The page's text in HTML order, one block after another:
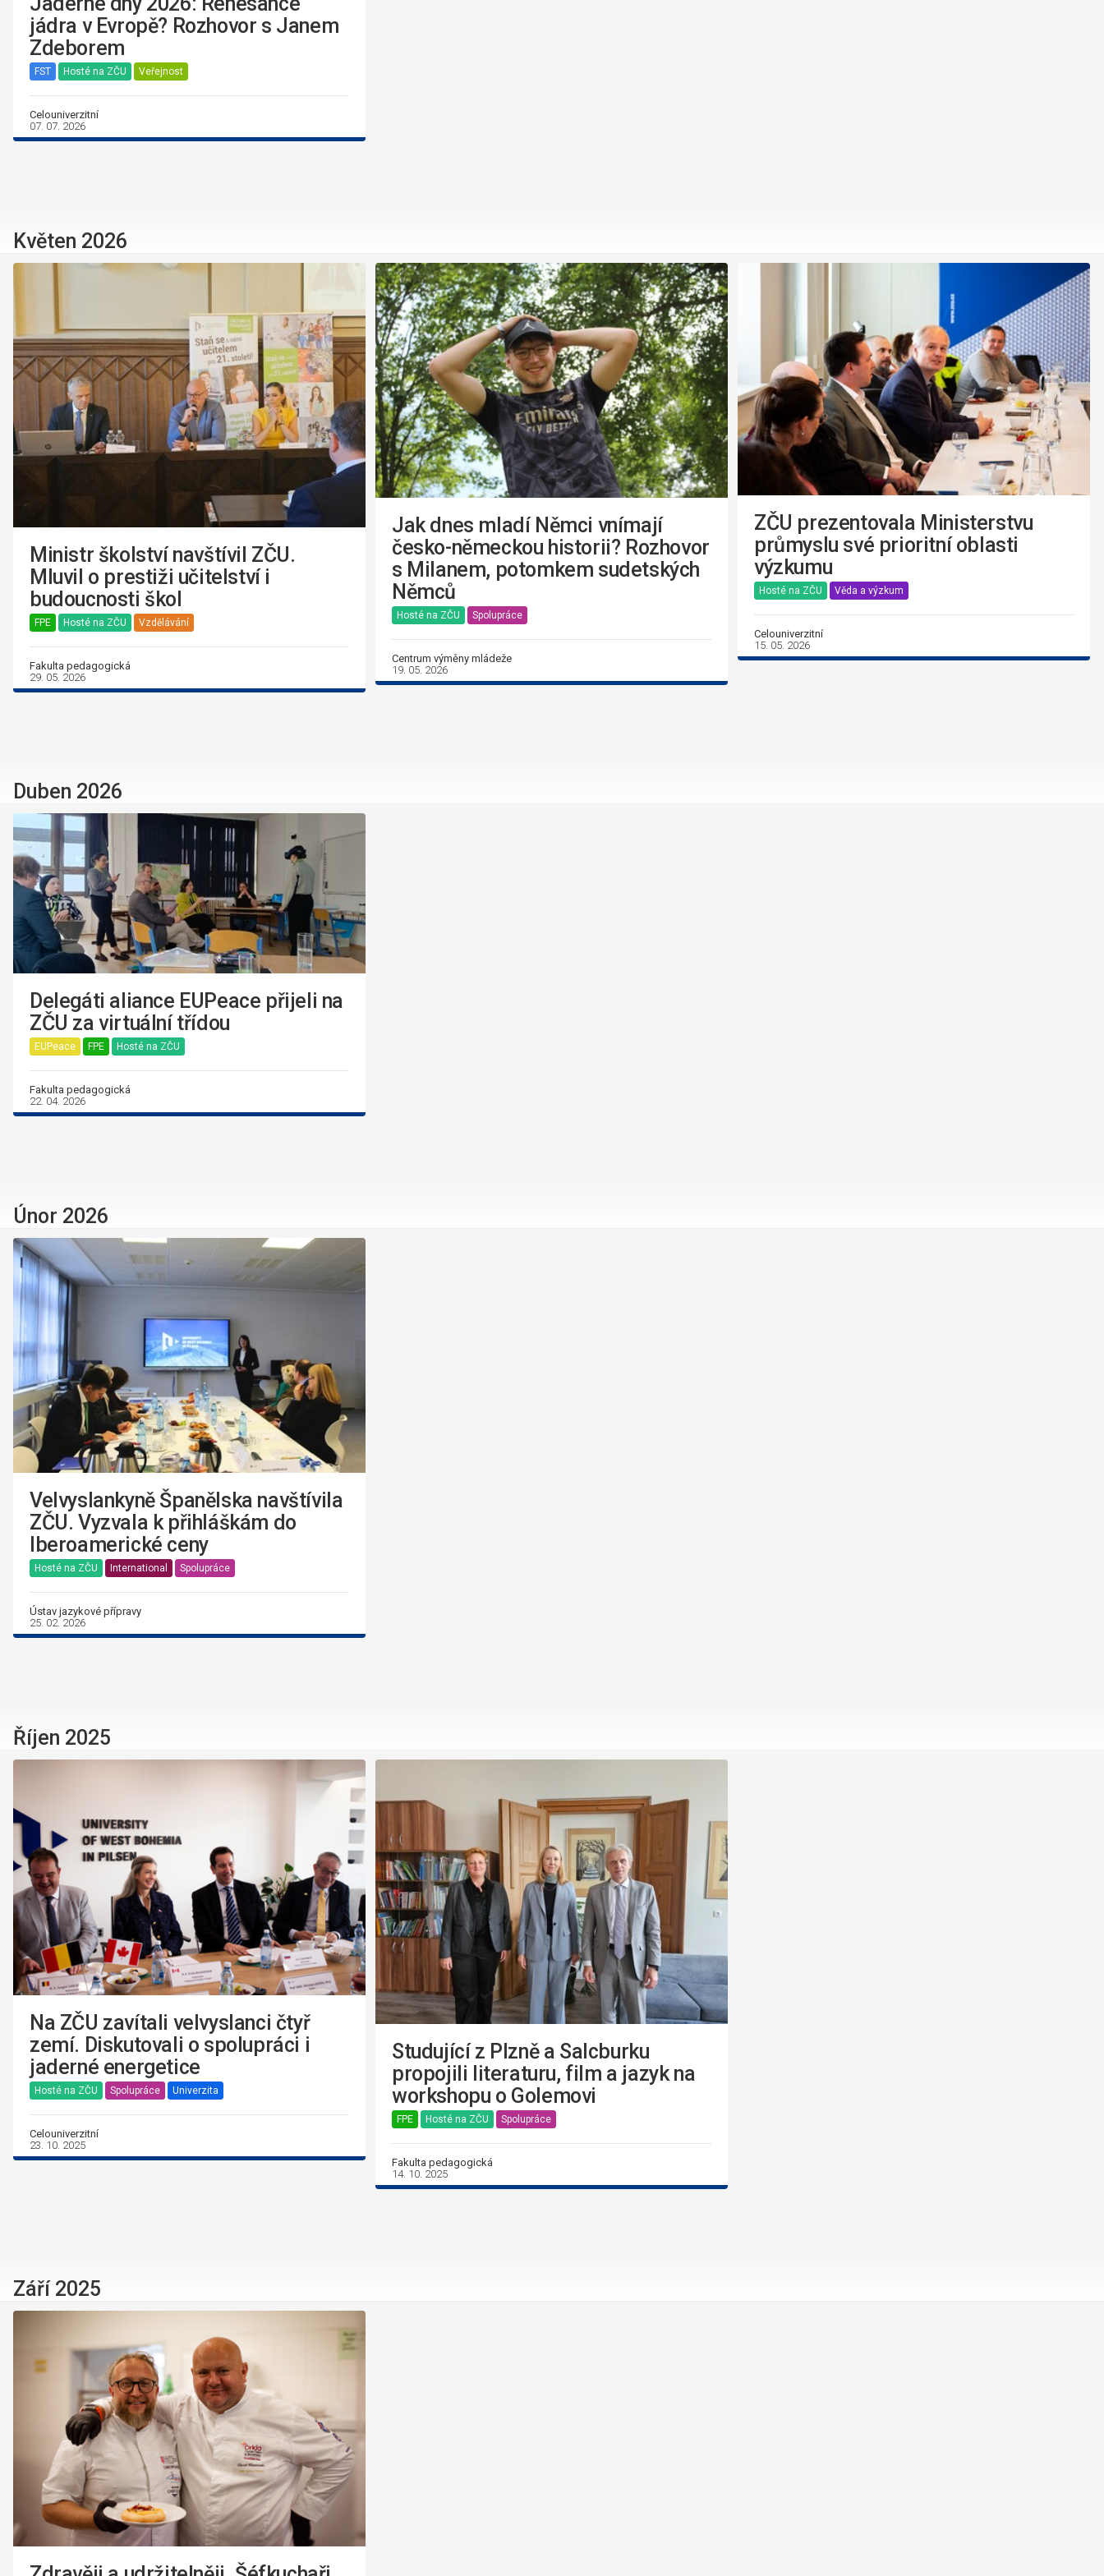
jádra v Evropě? Rozhovor s Janem
Zdeborem
FST Hosté na ZČU Veřejnost
Celouniverzitní
07. 07. 2026
Květen 2026
Ministr školství navštívil ZČU.
Mluvil o prestiži učitelství i
budoucnosti škol
FPE Hosté na ZČU Vzdělávání
Fakulta pedagogická
29. 05. 2026
Jak dnes mladí Němci vnímají
česko-německou historii? Rozhovor
s Milanem, potomkem sudetských
Němců
Hosté na ZČU Spolupráce
Centrum výměny mládeže
19. 05. 2026
ZČU prezentovala Ministerstvu
průmyslu své prioritní oblasti
výzkumu
Hosté na ZČU Věda a výzkum
Celouniverzitní
15. 05. 2026
Duben 2026
Delegáti aliance EUPeace přijeli na
ZČU za virtuální třídou
EUPeace FPE Hosté na ZČU
Fakulta pedagogická
22. 04. 2026
Únor 2026
Velvyslankyně Španělska navštívila
ZČU. Vyzvala k přihláškám do
Iberoamerické ceny
Hosté na ZČU International Spolupráce
Ústav jazykové přípravy
25. 02. 2026
Říjen 2025
Na ZČU zavítali velvyslanci čtyř
zemí. Diskutovali o spolupráci i
jaderné energetice
Hosté na ZČU Spolupráce Univerzita
Celouniverzitní
23. 10. 2025
Studující z Plzně a Salcburku
propojili literaturu, film a jazyk na
workshopu o Golemovi
FPE Hosté na ZČU Spolupráce
Fakulta pedagogická
14. 10. 2025
Září 2025